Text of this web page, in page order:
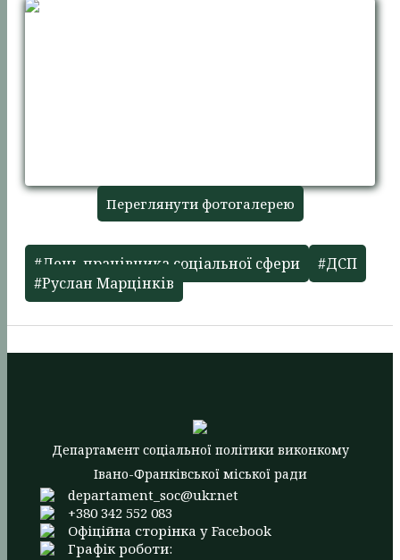
Переглянути фотогалерею
#День працівника соціальної сфери
#ДСП
#Руслан Марцінків
Департамент соціальної політики виконкому
Івано-Франківської міської ради
departament_soc@ukr.net
+380 342 552 083
Офіційна сторінка у Facebook
Графік роботи: